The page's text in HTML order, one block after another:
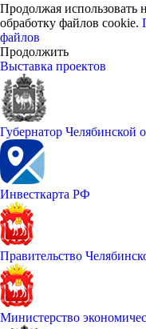
Продолжая использовать
обработку файлов cookie.
файлов
Продолжить
Выставка проектов
Губернатор Челябинской
Инвесткарта РФ
Правительство
Министерство